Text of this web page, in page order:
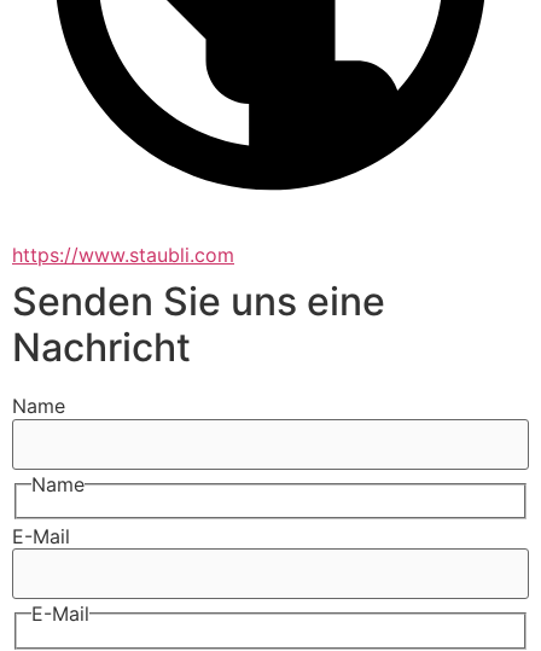
https://www.staubli.com
Senden Sie uns eine
Nachricht
Name
Name
E-Mail
E-Mail